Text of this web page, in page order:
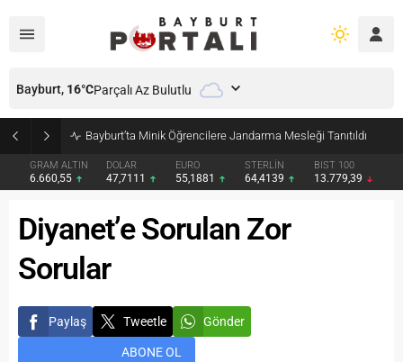
Bayburt’ta Minik Öğrencilere Jandarma Mesleği Tanıtıldı
GRAM ALTIN
6.660,55
DOLAR
47,7111
EURO
55,1881
STERLİN
64,4139
BIST 100
13.779,39
Bayburt, 16°CParçalı Az Bulutlu
Diyanet’e Sorulan Zor
Sorular
Paylaş Tweetle Gönder
ABONE OL